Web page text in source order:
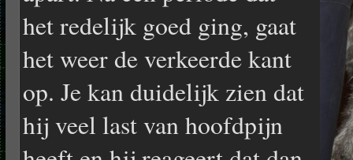
het redelijk goed ging, gaat
het weer de verkeerde kant
op. Je kan duidelijk zien dat
hij veel last van hoofdpijn